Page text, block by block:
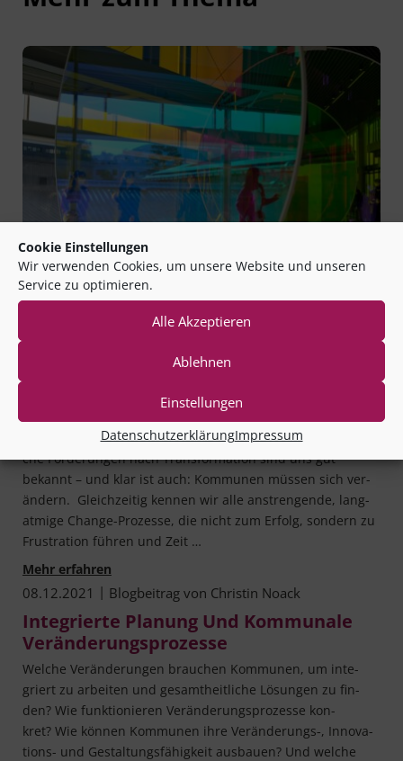
Cookie Einstellungen
Wir verwenden Cookies, um unsere Website und unseren
Service zu optimieren.
Alle Akzeptieren
Ablehnen
Einstellungen
DatenschutzerklärungImpressum
Transformiert Euch!
“Die Kom­mu­ne der Zukunft braucht einen Kul­tur­wan­del.
Ein digi­ta­li­sier­ter Pro­zess ist ein bes­se­rer Pro­zess. Ver­wal­
tungs­han­deln muss trans­pa­ren­ter sein” – die­se und ähn­li­
che For­de­run­gen nach Trans­for­ma­ti­on sind uns gut
bekannt – und klar ist auch: Kom­mu­nen müs­sen sich ver­
än­dern. Gleich­zei­tig ken­nen wir alle anstren­gen­de, lang­
at­mi­ge Chan­­ge-Pro­­zes­­se, die nicht zum Erfolg, son­dern zu
Frus­tra­ti­on füh­ren und Zeit …
Mehr erfahrenTransformiert euch!
08.12.2021 | Blogbeitrag von Christin Noack
Integrierte Planung Und Kommunale
Veränderungsprozesse
Wel­che Ver­än­de­run­gen brau­chen Kom­mu­nen, um inte­
griert zu arbei­ten und gesamt­heit­li­che Lösun­gen zu fin­
den? Wie funk­tio­nie­ren Ver­än­de­rungs­pro­zes­se kon­
kret? Wie kön­nen Kom­mu­nen ihre Veränderungs‑, Inno­­va­­
ti­ons- und Gestal­tungs­fä­hig­keit aus­bau­en? Und wel­che